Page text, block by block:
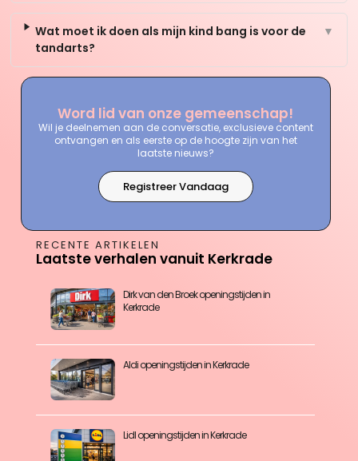
Wat moet ik doen als mijn kind bang is voor de
tandarts?
▼
Word lid van onze gemeenschap!
Wil je deelnemen aan de conversatie, exclusieve content
ontvangen en als eerste op de hoogte zijn van het
laatste nieuws?
Registreer Vandaag
RECENTE ARTIKELEN
Laatste verhalen vanuit Kerkrade
Dirk van den Broek openingstijden in
Kerkrade
Aldi openingstijden in Kerkrade
Lidl openingstijden in Kerkrade